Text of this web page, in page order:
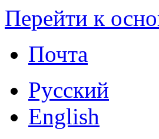
Перейти к
Почта
Русский
English